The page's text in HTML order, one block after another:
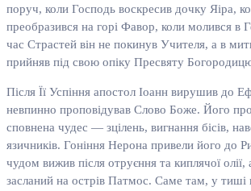
поруч, коли Господь воскресив дочку Яіра,
преобразився на горі Фавор, коли молився в
час Страстей він не покинув Учителя, а в
прийняв під свою опіку Пресвяту
Після Її Успіння апостол Іоанн вирушив до
невпинно проповідував Слово Боже. Його
сповнена чудес — зцілень, вигнання бісів,
язичників. Гоніння Нерона привели його до
чудом вижив після отруєння та киплячої олії,
засланий на острів Патмос. Саме там, у тиші